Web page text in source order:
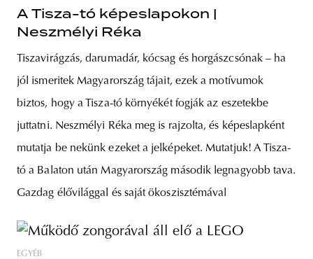
A Tisza-tó képeslapokon |
Neszmélyi Réka
Tiszavirágzás, darumadár, kócsag és horgászcsónak – ha
jól ismeritek Magyarország tájait, ezek a motívumok
biztos, hogy a Tisza-tó környékét fogják az eszetekbe
juttatni. Neszmélyi Réka meg is rajzolta, és képeslapként
mutatja be nekünk ezeket a jelképeket. Mutatjuk! A Tisza-
tó a Balaton után Magyarország második legnagyobb tava.
Gazdag élővilággal és saját ökoszisztémával
EGYÉB